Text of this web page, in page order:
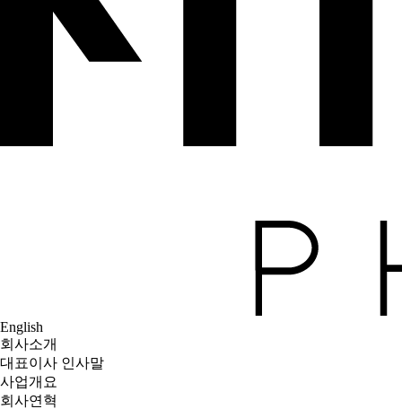
English
회사소개
대표이사 인사말
사업개요
회사연혁